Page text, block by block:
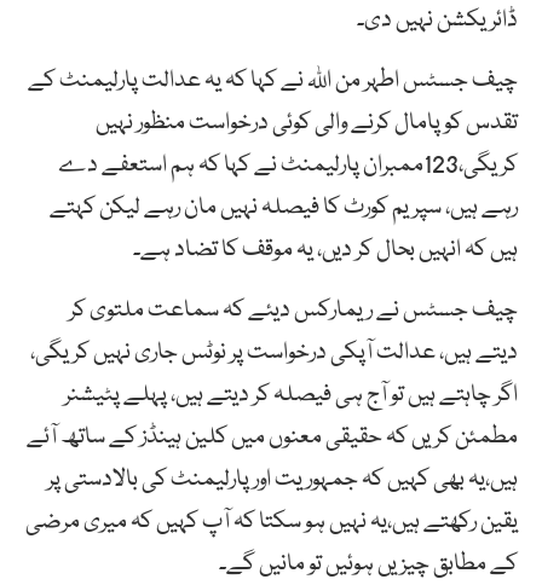
ڈائریکشن نہیں دی۔
چیف جسٹس اطہر من اللہ نے کہا کہ یہ عدالت پارلیمنٹ کے
تقدس کو پامال کرنے والی کوئی درخواست منظور نہیں
کریگی،123ممبران پارلیمنٹ نے کہا کہ ہم استعفے دے
رہے ہیں، سپریم کورٹ کا فیصلہ نہیں مان رہے لیکن کہتے
ہیں کہ انہیں بحال کر دیں، یہ موقف کا تضاد ہے۔
چیف جسٹس نے ریمارکس دیئے کہ سماعت ملتوی کر
دیتے ہیں، عدالت آپکی درخواست پر نوٹس جاری نہیں کریگی،
اگر چاہتے ہیں تو آج ہی فیصلہ کر دیتے ہیں، پہلے پٹیشنر
مطمئن کریں کہ حقیقی معنوں میں کلین ہینڈز کے ساتھ آئے
ہیں،یہ بھی کہیں کہ جمہوریت اور پارلیمنٹ کی بالادستی پر
یقین رکھتے ہیں،یہ نہیں ہو سکتا کہ آپ کہیں کہ میری مرضی
کے مطابق چیزیں ہوئیں تو مانیں گے۔